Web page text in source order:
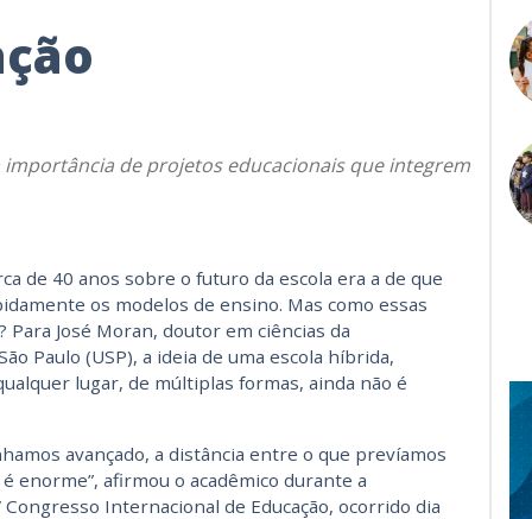
de projetos educacionais que integrem
de 40 anos sobre o futuro da escola era a de que
os modelos de ensino. Mas como essas
José Moran, doutor em ciências da
Paulo (USP), a ideia de uma escola híbrida,
lugar, de múltiplas formas, ainda não é
avançado, a distância entre o que prevíamos
enorme”, afirmou o acadêmico durante a
Internacional de Educação, ocorrido dia